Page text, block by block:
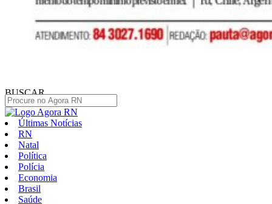
BUSCAR
Últimas Notícias
RN
Natal
Política
Polícia
Economia
Brasil
Saúde